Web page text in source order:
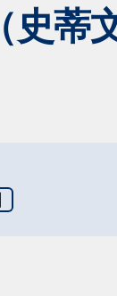
史蒂